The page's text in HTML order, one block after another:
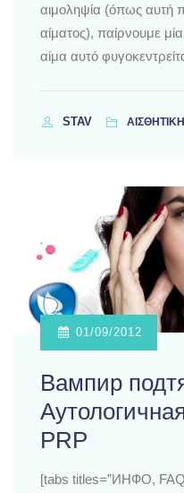
αιμοληψία (όπως αυτή
αίματος), παίρνουμε
αίμα αυτό
STAV
01/09/2012
Вампир
PRP
[tabs titles=”ИНФО,